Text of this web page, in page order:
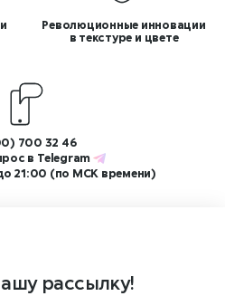
Революционные инновации
в текстуре и цвете
700 32 46
в Telegram
21:00 (по МСК времени)
рассылку!